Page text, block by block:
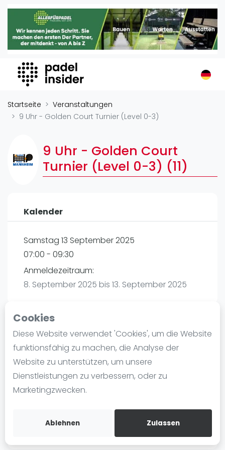
Cookies
Diese Website verwendet 'Cookies', um die Website
funktionsfähig zu machen, die Analyse der
Website zu unterstützen, um unsere
Dienstleistungen zu verbessern, oder zu
Marketingzwecken.
Ablehnen Zulassen
Padel Insider
Home
Organisationen
Buchungssysteme
Padel-Shops
Padel-Marken
Verschiedenes
Veranstaltungen
Playtomic
Ranking
Männer
Frauen
FIP Männer
Blog
Die Geschichte von Padel
Regeln und Punktzählung
Padel Schläge
Video
Startseite
Veranstaltungen
9 Uhr - Golden Court Turnier (Level 0-3)
9 Uhr - Golden Court
Turnier (Level 0-3) (11)
Kalender
Samstag 13 September 2025
07:00 - 09:30
Anmeldezeitraum:
8. September 2025 bis 13. September 2025
Playtomic
maba! Padel Mannheim | Mannheim
Christian-Friedrich-Schwan-Straße 5-7
68167Mannheim
playtomic.io